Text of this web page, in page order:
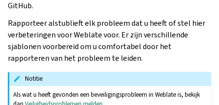
GitHub.
Rapporteer alstublieft elk probleem dat u heeft of stel hier
verbeteringen voor Weblate voor. Er zijn verschillende
sjablonen voorbereid om u comfortabel door het
rapporteren van het probleem te leiden.
Notitie
Als wat u heeft gevonden een beveiligingsprobleem in Weblate is, bekijk